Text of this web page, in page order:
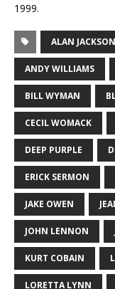
1999.
ALAN JACKSON
ANDY WILLIAMS
BILL WYMAN
CECIL WOMACK
DEEP PURPLE
ERICK SERMON
JAKE OWEN
JOHN LENNON
KURT COBAIN
LORETTA LYNN